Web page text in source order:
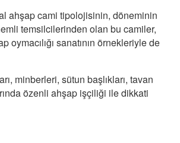
ahşap cami tipolojisinin, döneminin
temsilcilerinden olan bu camiler,
oymacılığı sanatının örnekleriyle de
minberleri, sütun başlıkları, tavan
özenli ahşap işçiliği ile dikkati